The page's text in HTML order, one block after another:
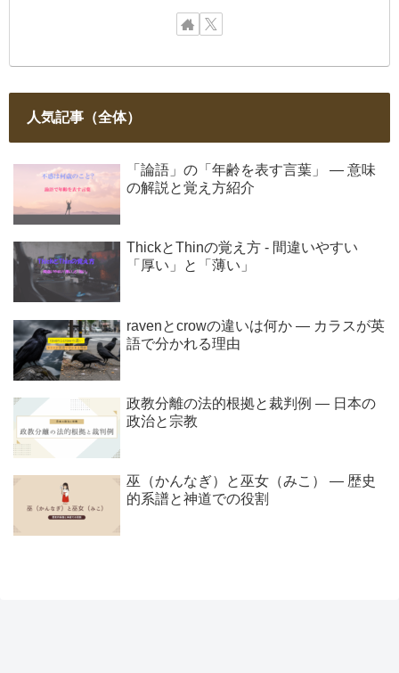
人気記事（全体）
「論語」の「年齢を表す言葉」 ― 意味
の解説と覚え方紹介
ThickとThinの覚え方 - 間違いやすい
「厚い」と「薄い」
ravenとcrowの違いは何か ― カラスが英
語で分かれる理由
政教分離の法的根拠と裁判例 ― 日本の
政治と宗教
巫（かんなぎ）と巫女（みこ） ― 歴史
的系譜と神道での役割